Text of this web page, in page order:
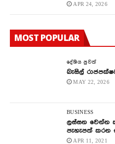
APR 24, 2026
MOST POPULAR
දේශිය පුවත්
බැසිල්
MAY 22, 2026
BUSINESS
ලස්සන වෙන්න
පැහැපත් කරන
APR 11, 2021